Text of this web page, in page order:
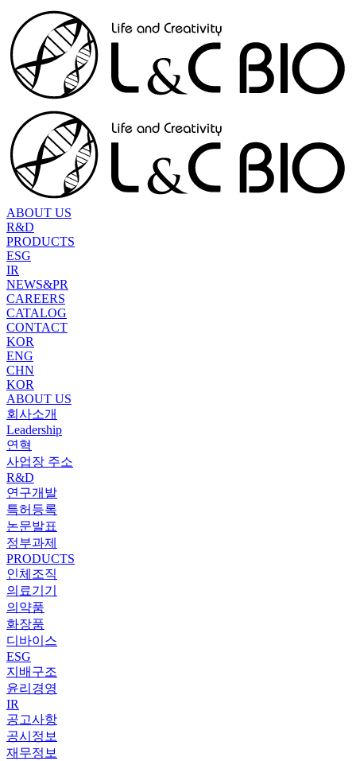
ABOUT US
R&D
PRODUCTS
ESG
IR
NEWS&PR
CAREERS
CATALOG
CONTACT
KOR
ENG
CHN
KOR
ABOUT US
회사소개
Leadership
연혁
사업장 주소
R&D
연구개발
특허등록
논문발표
정부과제
PRODUCTS
인체조직
의료기기
의약품
화장품
디바이스
ESG
지배구조
윤리경영
IR
공고사항
공시정보
재무정보